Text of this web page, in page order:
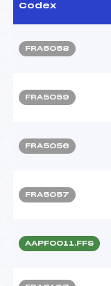
Codex
FRA5058
FRA5059
FRA5056
FRA5057
AAPF0011.FFS